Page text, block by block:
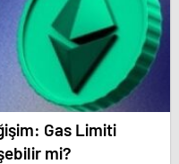
Gas Limiti
mi?